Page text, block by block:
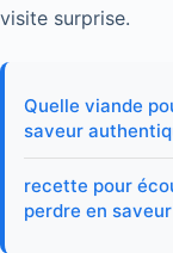
visite surprise.
Quelle viande
saveur
recette pour
perdre en saveur